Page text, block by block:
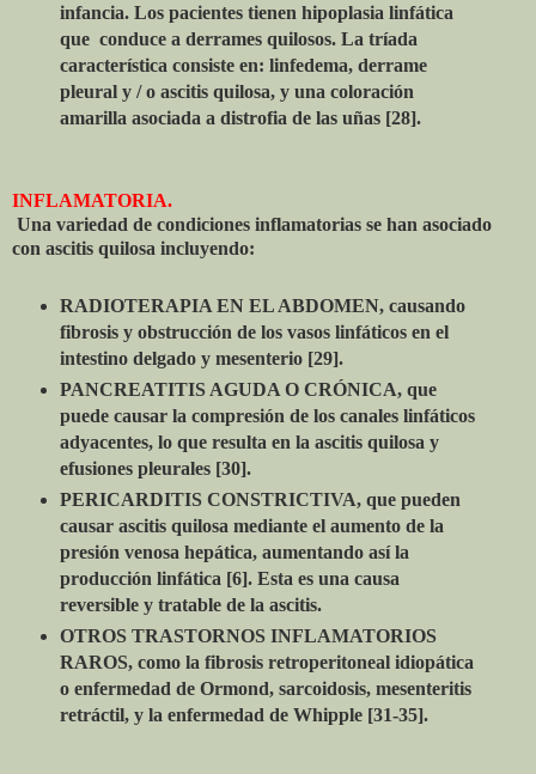
infancia. Los pacientes tienen hipoplasia linfática
que conduce a derrames quilosos. La tríada
característica consiste en: linfedema, derrame
pleural y / o ascitis quilosa, y una coloración
amarilla asociada a distrofia de las uñas [28].
INFLAMATORIA.
Una variedad de condiciones inflamatorias se han asociado
con ascitis quilosa incluyendo:
RADIOTERAPIA EN EL ABDOMEN, causando
fibrosis y obstrucción de los vasos linfáticos en el
intestino delgado y mesenterio [29].
PANCREATITIS AGUDA O CRÓNICA, que
puede causar la compresión de los canales linfáticos
adyacentes, lo que resulta en la ascitis quilosa y
efusiones pleurales [30].
PERICARDITIS CONSTRICTIVA, que pueden
causar ascitis quilosa mediante el aumento de la
presión venosa hepática, aumentando así la
producción linfática [6]. Esta es una causa
reversible y tratable de la ascitis.
OTROS TRASTORNOS INFLAMATORIOS
RAROS, como la fibrosis retroperitoneal idiopática
o enfermedad de Ormond, sarcoidosis, mesenteritis
retráctil, y la enfermedad de Whipple [31-35].